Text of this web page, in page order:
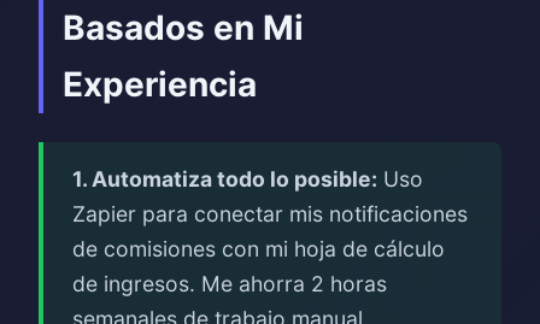
Basados en Mi
Experiencia
1. Automatiza todo lo posible: Uso
Zapier para conectar mis notificaciones
de comisiones con mi hoja de cálculo
de ingresos. Me ahorra 2 horas
semanales de trabajo manual.